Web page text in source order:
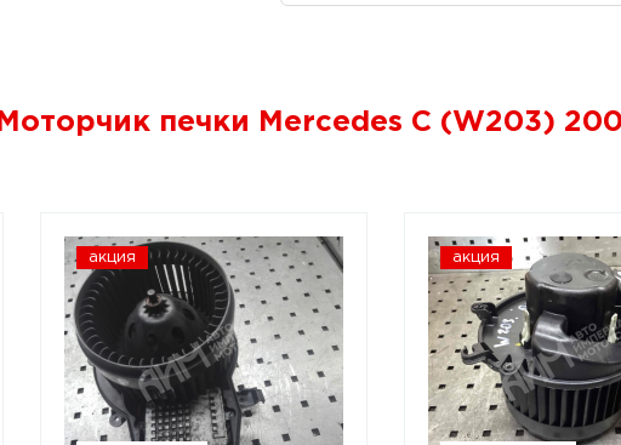
Моторчик печки Mercedes C (W203)
акция акция